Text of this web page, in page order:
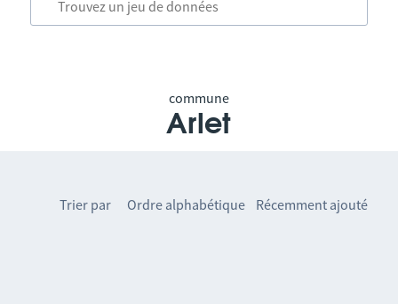
commune
Arlet
Trier par Ordre alphabétique Récemment ajouté